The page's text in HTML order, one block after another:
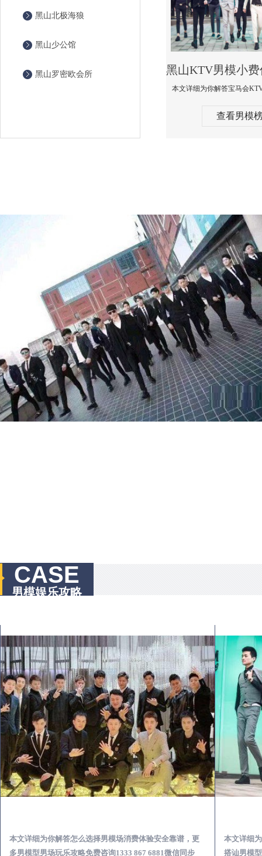
黑山北极海狼
黑山少公馆
黑山罗密欧会所
查看男模
CASE
男模娱乐攻略
本文详细为你解答怎么选择男模场消费体验安全靠谱，更
多男模型男场玩乐攻略免费咨询1333 867 6881微信同步
本文详细
搭讪男模